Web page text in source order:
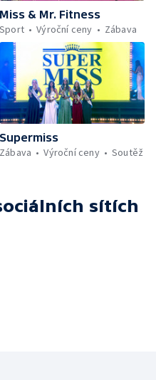
Miss & Mr. Fitness
Sport
Výroční ceny Zábava
Supermiss
Zábava
Výroční ceny Soutěž
sítích